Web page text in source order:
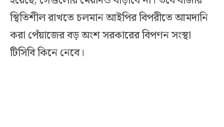
স্থিতিশীল রাখতে চলমান আইপির বিপরীতে আমদানি
করা পেঁয়াজের বড় অংশ সরকারের বিপণন সংস্থা
টিসিবি কিনে নেবে।